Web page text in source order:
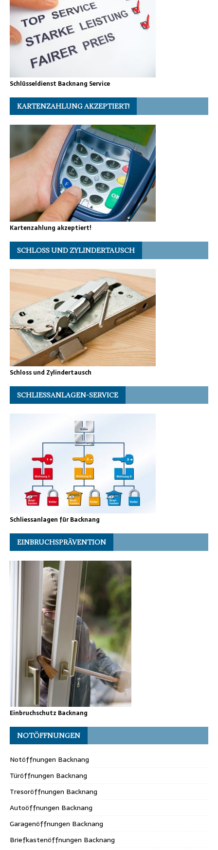
Schlüsseldienst Backnang Service
KARTENZAHLUNG AKZEPTIERT!
Kartenzahlung akzeptiert!
SCHLOSS UND ZYLINDERTAUSCH
Schloss und Zylindertausch
SCHLIESSANLAGEN-SERVICE
Schliessanlagen für Backnang
EINBRUCHSPRÄVENTION
Einbruchschutz Backnang
NOTÖFFNUNGEN
Notöffnungen Backnang
Türöffnungen Backnang
Tresoröffnungen Backnang
Autoöffnungen Backnang
Garagenöffnungen Backnang
Briefkastenöffnungen Backnang